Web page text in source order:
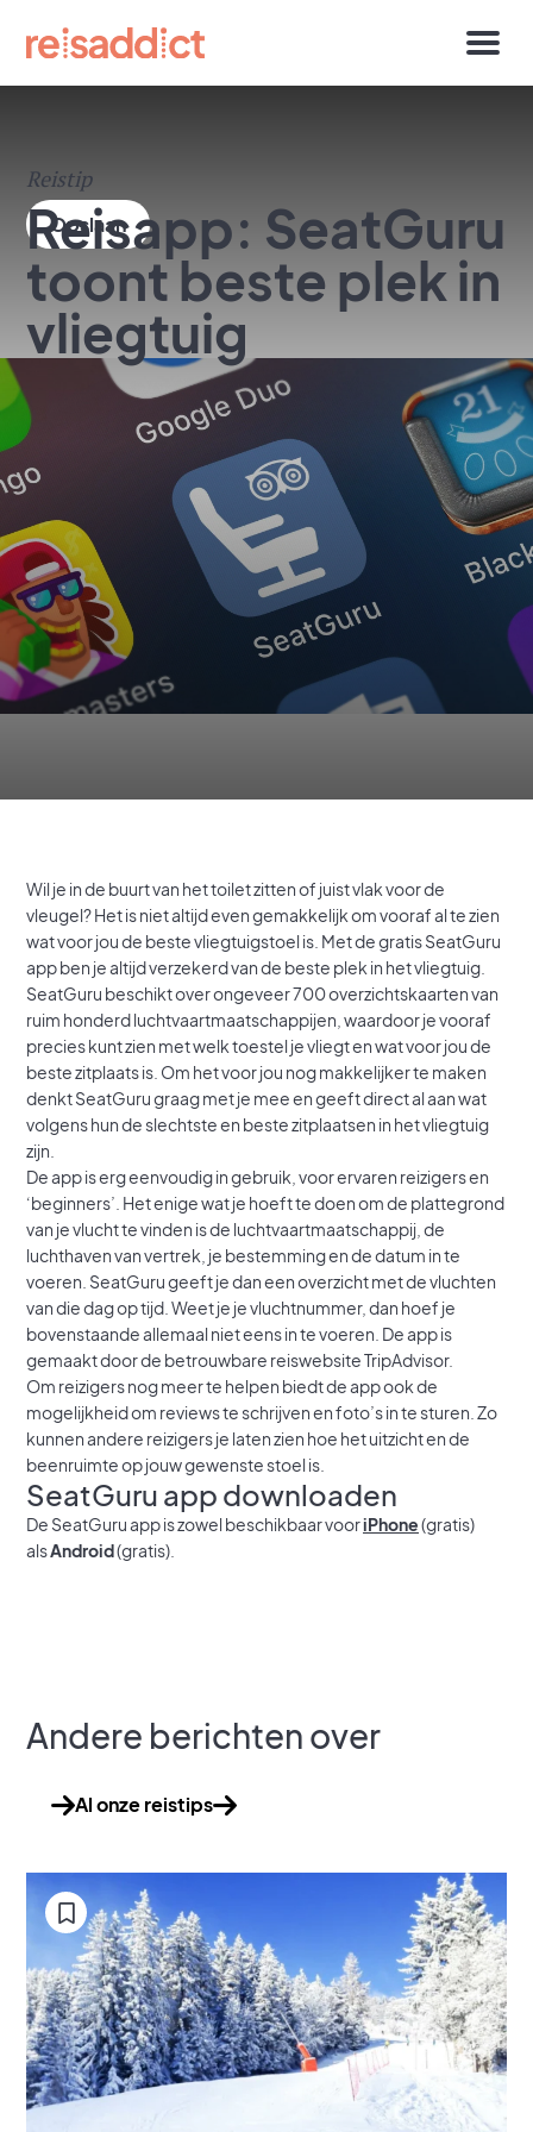
Reistip
Reisapp: SeatGuru
toont beste plek in
vliegtuig
Wil je in de buurt van het toilet zitten of juist vlak voor de
vleugel? Het is niet altijd even gemakkelijk om vooraf al te zien
wat voor jou de beste vliegtuigstoel is. Met de gratis SeatGuru
app ben je altijd verzekerd van de beste plek in het vliegtuig.
SeatGuru beschikt over ongeveer 700 overzichtskaarten van
ruim honderd luchtvaartmaatschappijen, waardoor je vooraf
precies kunt zien met welk toestel je vliegt en wat voor jou de
beste zitplaats is. Om het voor jou nog makkelijker te maken
denkt SeatGuru graag met je mee en geeft direct al aan wat
volgens hun de slechtste en beste zitplaatsen in het vliegtuig
zijn.
De app is erg eenvoudig in gebruik, voor ervaren reizigers en
‘beginners’. Het enige wat je hoeft te doen om de plattegrond
van je vlucht te vinden is de luchtvaartmaatschappij, de
luchthaven van vertrek, je bestemming en de datum in te
voeren. SeatGuru geeft je dan een overzicht met de vluchten
van die dag op tijd. Weet je je vluchtnummer, dan hoef je
bovenstaande allemaal niet eens in te voeren. De app is
gemaakt door de betrouwbare reiswebsite TripAdvisor.
Om reizigers nog meer te helpen biedt de app ook de
mogelijkheid om reviews te schrijven en foto’s in te sturen. Zo
kunnen andere reizigers je laten zien hoe het uitzicht en de
beenruimte op jouw gewenste stoel is.
SeatGuru app downloaden
De SeatGuru app is zowel beschikbaar vooriPhone(gratis)
alsAndroid(gratis).
Andere berichten over
Al onze reistips